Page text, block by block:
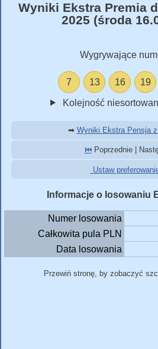
Wyniki Ekstra Premia
2025 (środa
Wygrywające
7 13 16 19
Kolejność
➡ Wyniki Ekstra Pensja
⏮️Poprzednie |
Ustaw
Informacje o losowaniu
Numer losowania
Całkowita pula PLN
Data losowania
Przewiń stronę, by zobaczyć